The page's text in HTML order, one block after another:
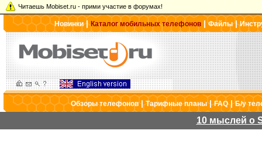
Читаешь Mobiset.ru - прими участие в форумах!
Новинки|Каталог мобильных телефонов |Файлы|
Обзоры телефонов|Тарифные планы|FAQ|Б/у
10 мыслей о